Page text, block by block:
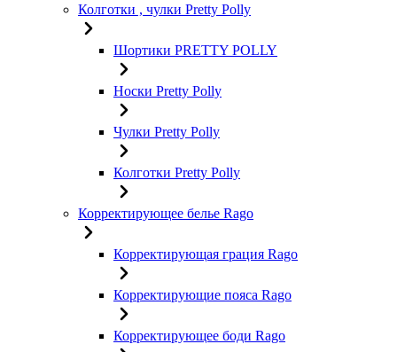
Колготки , чулки Pretty Polly
Шортики PRETTY POLLY
Носки Pretty Polly
Чулки Pretty Polly
Колготки Pretty Polly
Корректирующее белье Rago
Корректирующая грация Rago
Корректирующие пояса Rago
Корректирующее боди Rago